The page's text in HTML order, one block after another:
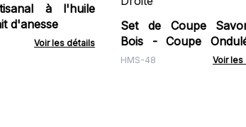
à l'huile
d'anesse
Voir les détails
Set de Coupe
Bois - Coupe
Droite
HMS-48 Voir